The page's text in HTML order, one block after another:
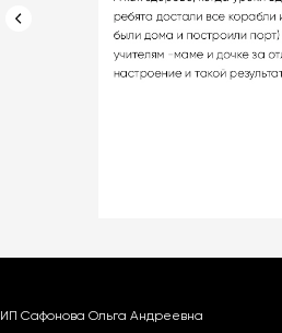
ИП Сафонова Ольга Андреевна